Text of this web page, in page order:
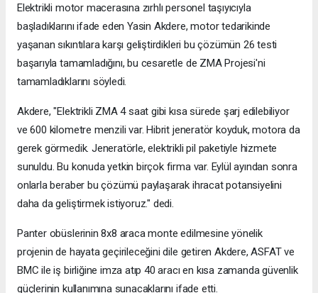
Elektrikli motor macerasına zırhlı personel taşıyıcıyla
başladıklarını ifade eden Yasin Akdere, motor tedarikinde
yaşanan sıkıntılara karşı geliştirdikleri bu çözümün 26 testi
başarıyla tamamladığını, bu cesaretle de ZMA Projesi'ni
tamamladıklarını söyledi.
Akdere, "Elektrikli ZMA 4 saat gibi kısa sürede şarj edilebiliyor
ve 600 kilometre menzili var. Hibrit jeneratör koyduk, motora da
gerek görmedik. Jeneratörle, elektrikli pil paketiyle hizmete
sunuldu. Bu konuda yetkin birçok firma var. Eylül ayından sonra
onlarla beraber bu çözümü paylaşarak ihracat potansiyelini
daha da geliştirmek istiyoruz." dedi.
Panter obüslerinin 8x8 araca monte edilmesine yönelik
projenin de hayata geçirileceğini dile getiren Akdere, ASFAT ve
BMC ile iş birliğine imza atıp 40 aracı en kısa zamanda güvenlik
güçlerinin kullanımına sunacaklarını ifade etti.